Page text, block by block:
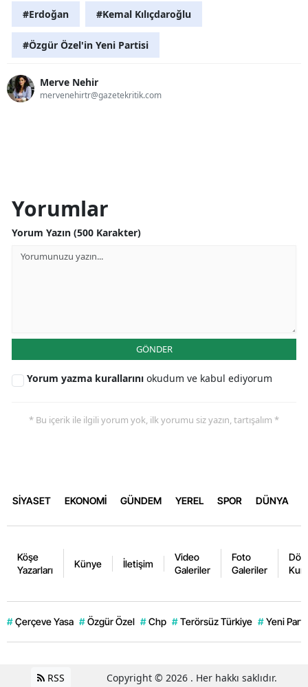
#Erdoğan #Kemal Kılıçdaroğlu
#Özgür Özel'in Yeni Partisi
Merve Nehir
mervenehirtr@gazetekritik.com
Yorumlar
Yorum Yazın (500 Karakter)
GÖNDER
Yorum yazma kurallarını okudum ve kabul ediyorum
* Bu içerik ile ilgili yorum yok, ilk yorumu siz yazın, tartışalım *
SİYASET EKONOMİ GÜNDEM YEREL SPOR DÜNYA
Köşe
Yazarları
Künye İletişim
Video
Galeriler
Foto
Galeriler
# Çerçeve Yasa # Özgür Özel # Chp # Terörsüz Türkiye # Yeni Parti
RSS Copyright © 2026 . Her hakkı saklıdır.